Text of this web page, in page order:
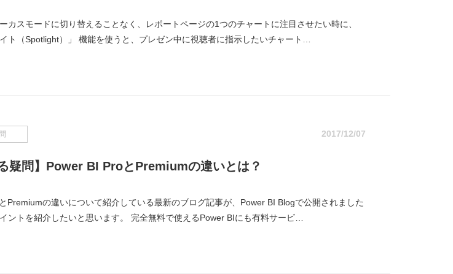
カスモードに切り替えることなく、レポートページの1つのチャートに注目させたい時に、
イト（Spotlight）」 機能を使うと、プレゼン中に視聴者に指示したいチャート…
2017/12/07
る疑問】Power BI ProとPremiumの違いとは？
Premiumの違いについて紹介している最新のブログ記事が、Power BI Blogで公開されました
ントを紹介したいと思います。 完全無料で使えるPower BIにも有料サービ…